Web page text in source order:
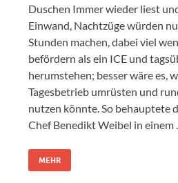
Duschen Immer wieder liest
Einwand, Nachtzüge würden
Stunden machen, dabei viel
befördern als ein ICE und
herumstehen; besser wäre es,
Tagesbetrieb umrüsten und
nutzen könnte. So behauptete
Chef Benedikt Weibel in einem
MEHR